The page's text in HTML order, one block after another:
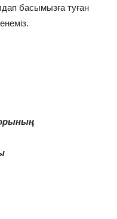
басымызға туған